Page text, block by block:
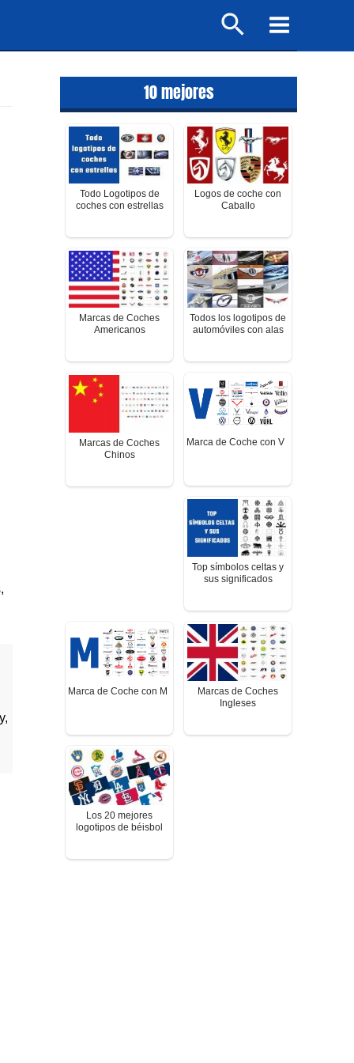
Buscar
Main
Menu
10 mejores
Todo Logotipos de
coches con estrellas
Logos de coche con
Caballo
Marcas de Coches
Americanos
Todos los logotipos de
automóviles con alas
Marcas de Coches
Chinos
Marca de Coche con V
Top símbolos celtas y
sus significados
Marca de Coche con M
Marcas de Coches
Ingleses
Los 20 mejores
logotipos de béisbol